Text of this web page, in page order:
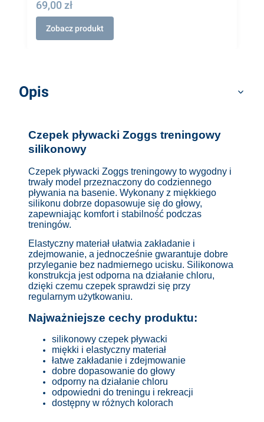
69,00 zł
Zobacz produkt
Opis
Czepek pływacki Zoggs treningowy
silikonowy
Czepek pływacki Zoggs treningowy to wygodny i
trwały model przeznaczony do codziennego
pływania na basenie. Wykonany z miękkiego
silikonu dobrze dopasowuje się do głowy,
zapewniając komfort i stabilność podczas
treningów.
Elastyczny materiał ułatwia zakładanie i
zdejmowanie, a jednocześnie gwarantuje dobre
przyleganie bez nadmiernego ucisku. Silikonowa
konstrukcja jest odporna na działanie chloru,
dzięki czemu czepek sprawdzi się przy
regularnym użytkowaniu.
Najważniejsze cechy produktu:
silikonowy czepek pływacki
miękki i elastyczny materiał
łatwe zakładanie i zdejmowanie
dobre dopasowanie do głowy
odporny na działanie chloru
odpowiedni do treningu i rekreacji
dostępny w różnych kolorach